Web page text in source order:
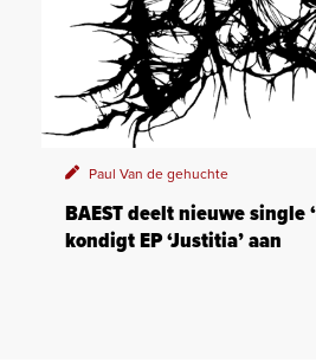
Paul Van de gehuchte
BAEST deelt nieuwe single
kondigt EP ‘Justitia’ aan